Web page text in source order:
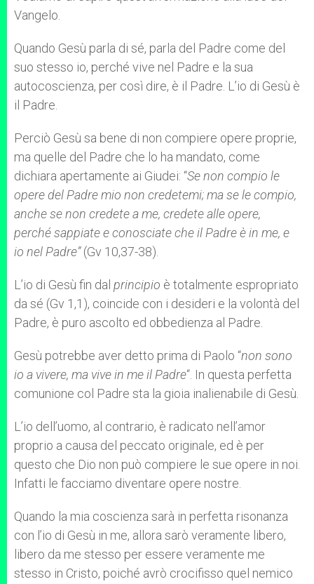
Vangelo.
Quando Gesù parla di sé, parla del Padre come del
suo stesso io, perché vive nel Padre e la sua
autocoscienza, per così dire, è il Padre. L’io di Gesù è
il Padre.
Perciò Gesù sa bene di non compiere opere proprie,
ma quelle del Padre che lo ha mandato, come
dichiara apertamente ai Giudei: “Se non compio le
opere del Padre mio non credetemi; ma se le compio,
anche se non credete a me, credete alle opere,
perché sappiate e conosciate che il Padre è in me, e
io nel Padre”(Gv 10,37-38).
L’io di Gesù fin dal principio è totalmente espropriato
da sé (Gv 1,1), coincide con i desideri e la volontà del
Padre, è puro ascolto ed obbedienza al Padre.
Gesù potrebbe aver detto prima di Paolo “non sono
io a vivere, ma vive in me il Padre“. In questa perfetta
comunione col Padre sta la gioia inalienabile di Gesù.
L’io dell’uomo, al contrario, è radicato nell’amor
proprio a causa del peccato originale, ed è per
questo che Dio non può compiere le sue opere in noi.
Infatti le facciamo diventare opere nostre.
Quando la mia coscienza sarà in perfetta risonanza
con l’io di Gesù in me, allora sarò veramente libero,
libero da me stesso per essere veramente me
stesso in Cristo, poiché avrò crocifisso quel nemico